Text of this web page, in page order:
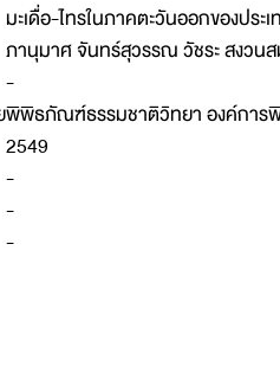
มะเดื่อ-ไทรในภาคตะวันออกของประ
ภานุมาศ จันทร์สุวรรณ วัชระ สงวน
-
พิพิธภัณฑ์ธรรมชาติวิทยา องค์กา
2549
-
-
-